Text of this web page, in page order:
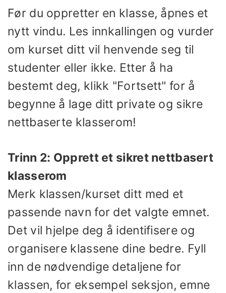
Før du oppretter en klasse, åpnes et
nytt vindu. Les innkallingen og vurder
om kurset ditt vil henvende seg til
studenter eller ikke. Etter å ha
bestemt deg, klikk "Fortsett" for å
begynne å lage ditt private og sikre
nettbaserte klasserom!
Trinn 2: Opprett et sikret nettbasert
klasserom
Merk klassen/kurset ditt med et
passende navn for det valgte emnet.
Det vil hjelpe deg å identifisere og
organisere klassene dine bedre. Fyll
inn de nødvendige detaljene for
klassen, for eksempel seksjon, emne